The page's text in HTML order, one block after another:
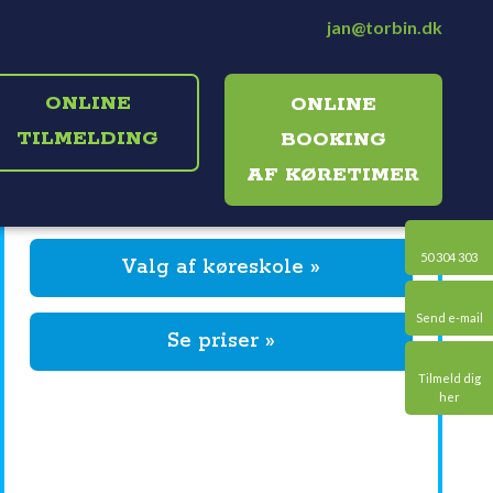
jan@torbin.dk
ONLINE
TILMELDING​
ONLINE
BOOKING
​AF KØRETIMER
50 304 303​
Send e-mail​
Tilmeld dig
her​
​Valg af køreskole »
Se priser »